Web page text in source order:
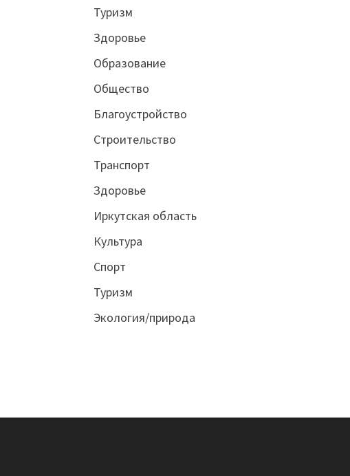
Туризм
Здоровье
Образование
Общество
Благоустройство
Строительство
Транспорт
Здоровье
Иркутская область
Культура
Спорт
Туризм
Экология/природа